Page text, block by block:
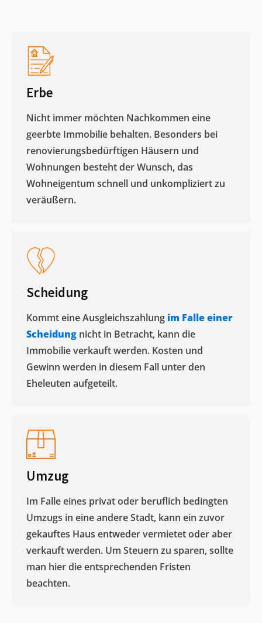
Erbe
Nicht immer möchten Nachkommen eine
geerbte Immobilie behalten. Besonders bei
renovierungsbedürftigen Häusern und
Wohnungen besteht der Wunsch, das
Wohneigentum schnell und unkompliziert zu
veräußern. ​
Scheidung
Kommt eine Ausgleichszahlung im Falle einer
Scheidung nicht in Betracht, kann die
Immobilie verkauft werden. Kosten und
Gewinn werden in diesem Fall unter den
Eheleuten aufgeteilt.​
Umzug
Im Falle eines privat oder beruflich bedingten
Umzugs in eine andere Stadt, kann ein zuvor
gekauftes Haus entweder vermietet oder aber
verkauft werden. Um Steuern zu sparen, sollte
man hier die entsprechenden Fristen
beachten.